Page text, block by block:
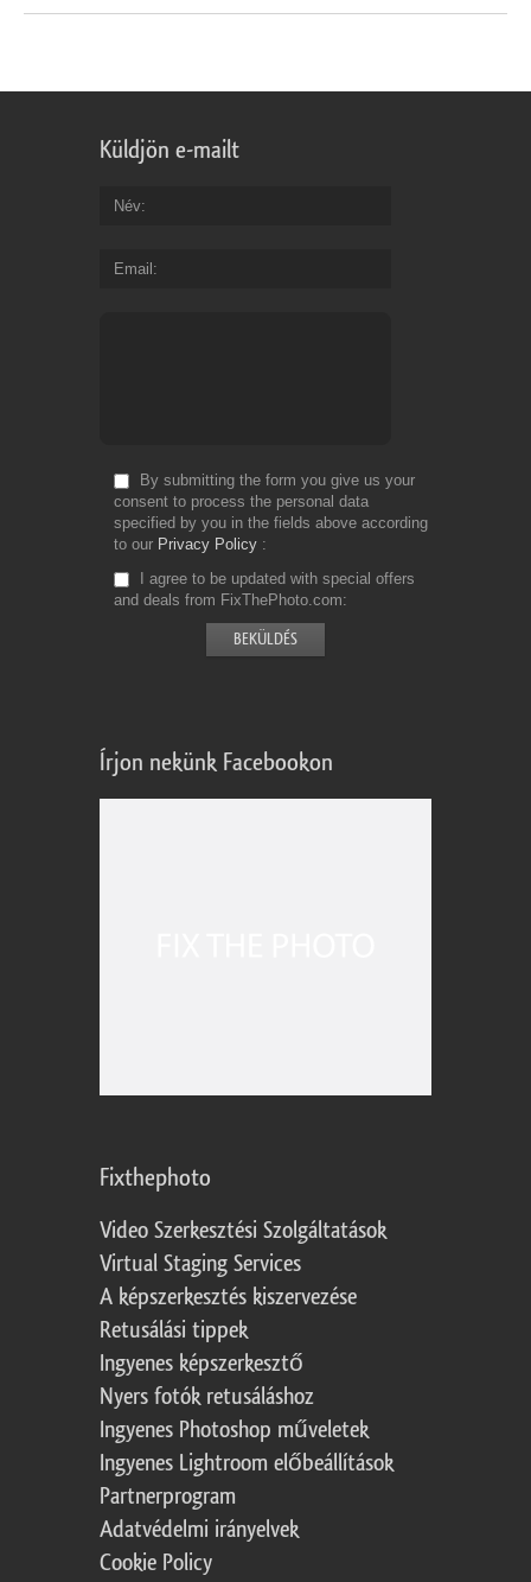
Küldjön e-mailt
Név
Email
By submitting the form you give us your
consent to process the personal data
specified by you in the fields above according
to our Privacy Policy
I agree to be updated with special offers
and deals from FixThePhoto.com
Írjon nekünk Facebookon
Fixthephoto
Video Szerkesztési Szolgáltatások
Virtual Staging Services
A képszerkesztés kiszervezése
Retusálási tippek
Ingyenes képszerkesztő
Nyers fotók retusáláshoz
Ingyenes Photoshop műveletek
Ingyenes Lightroom előbeállítások
Partnerprogram
Adatvédelmi irányelvek
Cookie Policy